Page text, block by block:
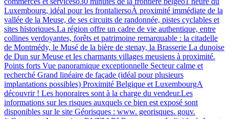
Luxembourg, idéal pour les frontaliersoÀ proximité immédiate de la
vallée de la Meuse, de ses circuits de randonnée, pistes cyclables et
sites historiques.La région offre un cadre de vie authentique, entre
collines verdoyantes, forêts et patrimoine remarquable : la citadelle
de Montmédy, le Musé de la bière de stenay, la Brasserie La dunoise
de Dun sur Meuse et les charmants villages meusiens à proximité.
Points forts Vue panoramique exceptionnelle Secteur calme et
recherché Grand linéaire de façade (idéal pour plusieurs
implantations possibles) Proximité Belgique et LuxembourgA
découvrir ! Les honoraires sont à la charge du vendeur.Les
informations sur les risques auxquels ce bien est exposé sont
disponibles sur le site Géorisques : www. georisques. gouv.